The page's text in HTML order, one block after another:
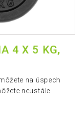
4 X 5 KG,
na úspech
neustále